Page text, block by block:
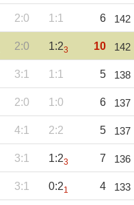
2:0 1:1 6 142
2:0 1:23 10 142
3:1 1:1 5 138
2:0 1:0 6 137
4:1 2:2 5 137
3:1 1:23 7 136
3:1 0:21 4 133